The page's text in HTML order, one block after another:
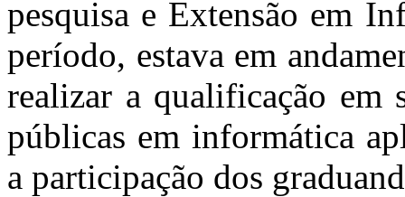
pesquisa e Extensão em
período, estava em
realizar a qualificação em
públicas em informática
a participação dos